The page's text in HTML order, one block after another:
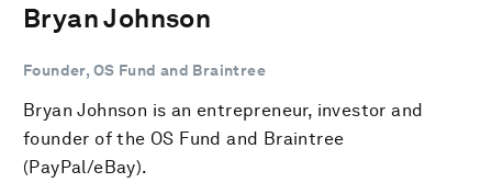
Bryan Johnson
Founder, OS Fund and Braintree
Bryan Johnson is an entrepreneur, investor and
founder of the OS Fund and Braintree
(PayPal/eBay).